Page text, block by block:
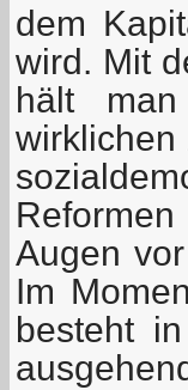
dem
wird. Mit
hält
Augen
Im
besteht